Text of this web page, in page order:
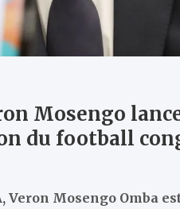
Mosengo
du football
Veron Mosengo Omba